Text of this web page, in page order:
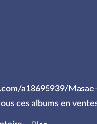
a18695939/
ces albums en